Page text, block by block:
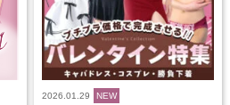
2026.01.29 NEW